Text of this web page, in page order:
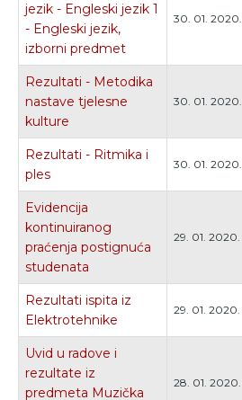
jezik - Engleski jezik 1
- Engleski jezik,
izborni predmet
30. 01. 2020.
Rezultati - Metodika
nastave tjelesne
kulture
30. 01. 2020.
Rezultati - Ritmika i
ples
30. 01. 2020.
Evidencija
kontinuiranog
praćenja postignuća
studenata
29. 01. 2020.
Rezultati ispita iz
Elektrotehnike
29. 01. 2020.
Uvid u radove i
rezultate iz
predmeta Muzička
28. 01. 2020.